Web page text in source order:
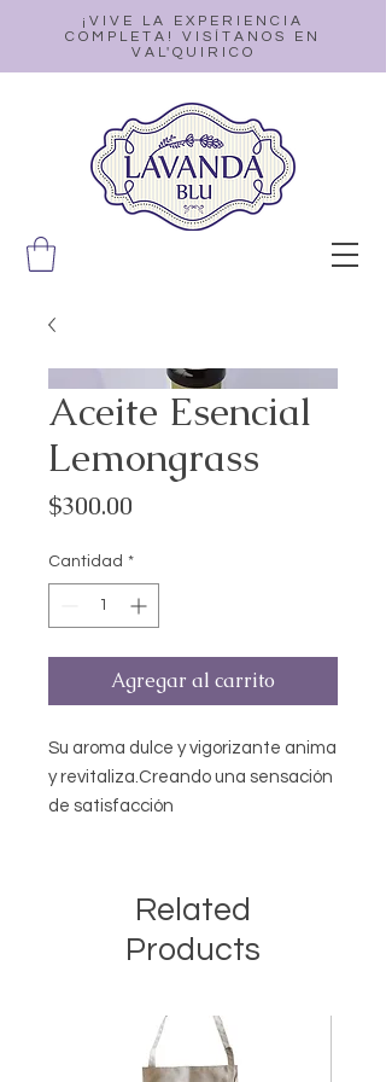
¡VIVE LA EXPERIENCIA
COMPLETA! VISÍTANOS EN
VAL'QUIRICO
Aceite Esencial
Lemongrass
$300.00
Cantidad *
Agregar al carrito
Su aroma dulce y vigorizante anima
y revitaliza.Creando una sensación
de satisfacción
Ayuda a elevar el estado de animo
de cualquier persona. Ayuda a
combatir la celulitis y reduce la
funcionamiento linfático.
Modo de empleo:
Related
Products